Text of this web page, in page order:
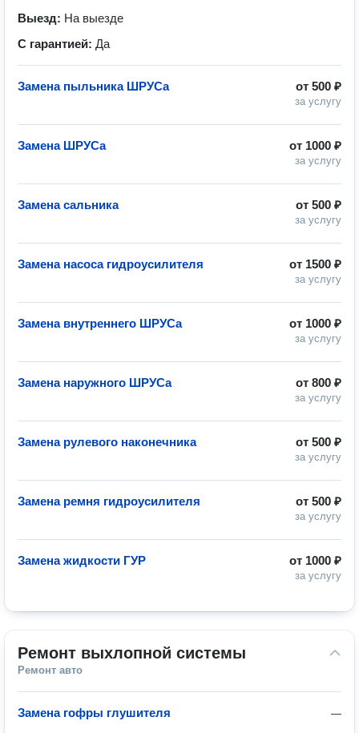
Выезд: На выезде
С гарантией: Да
от 500 ₽
за услугу
Замена пыльника ШРУСа
от 1000 ₽
за услугу
Замена ШРУСа
от 500 ₽
за услугу
Замена сальника
от 1500 ₽
за услугу
Замена насоса гидроусилителя
от 1000 ₽
за услугу
Замена внутреннего ШРУСа
от 800 ₽
за услугу
Замена наружного ШРУСа
от 500 ₽
за услугу
Замена рулевого наконечника
от 500 ₽
за услугу
Замена ремня гидроусилителя
от 1000 ₽
за услугу
Замена жидкости ГУР
Ремонт выхлопной системы
Ремонт авто
—
Замена гофры глушителя